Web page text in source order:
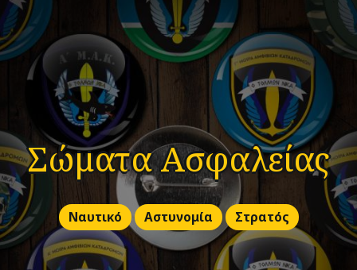
Σώματα Ασφαλείας
Ναυτικό Αστυνομία Στρατός